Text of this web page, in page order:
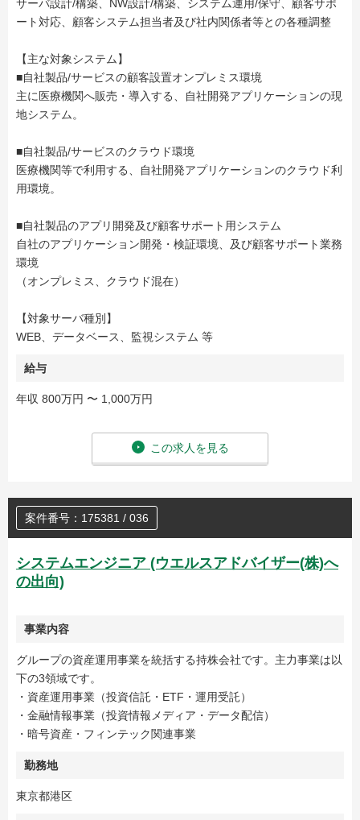
サーバ設計/構築、NW設計/構築、システム運用/保守、顧客サポ
ート対応、顧客システム担当者及び社内関係者等との各種調整
【主な対象システム】
■自社製品/サービスの顧客設置オンプレミス環境
主に医療機関へ販売・導入する、自社開発アプリケーションの現
地システム。
■自社製品/サービスのクラウド環境
医療機関等で利用する、自社開発アプリケーションのクラウド利
用環境。
■自社製品のアプリ開発及び顧客サポート用システム
自社のアプリケーション開発・検証環境、及び顧客サポート業務
環境
（オンプレミス、クラウド混在）
【対象サーバ種別】
WEB、データベース、監視システム 等
給与
年収 800万円 〜 1,000万円
この求人を見る
案件番号：175381 / 036
システムエンジニア (ウエルスアドバイザー(株)へ
の出向)
事業内容
グループの資産運用事業を統括する持株会社です。主力事業は以
下の3領域です。
・資産運用事業（投資信託・ETF・運用受託）
・金融情報事業（投資情報メディア・データ配信）
・暗号資産・フィンテック関連事業
勤務地
東京都港区